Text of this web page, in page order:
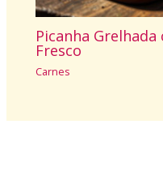
Picanha
Fresco
Carnes